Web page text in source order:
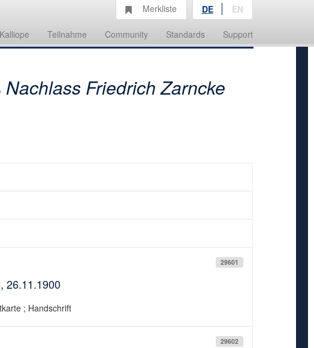
Teilnahme Community Standards Support
Merkliste DE EN
Nachlass Friedrich Zarncke
29601
26.11.1900
; Handschrift
29602